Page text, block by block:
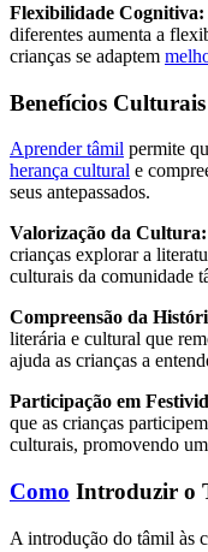
Flexibilidade Cognitiva:
diferentes aumenta a
crianças se adaptem
Benefícios Culturais
Aprender tâmil permite
herança cultural e
seus antepassados.
Valorização da Cultura:
crianças explorar a
culturais da comunidade
Compreensão da
literária e cultural que
ajuda as crianças a
Participação em
que as crianças
culturais, promovendo
Como Introduzir o
A introdução do tâmil às